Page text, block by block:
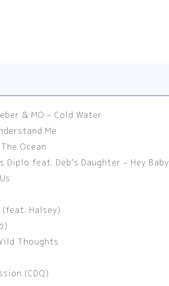
& MO – Cold Water
Me
Ocean
Diplo feat. Deb’s Daughter – Hey Baby
(feat. Halsey)
)
Thoughts
(CDQ)